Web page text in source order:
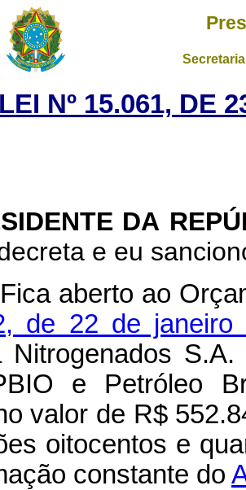
LEI Nº 15.061, DE
DA
e eu
Fica aberto ao
de 22 de janeiro
Nitrogenados
e Petróleo
valor de R$
oitocentos e
constante do